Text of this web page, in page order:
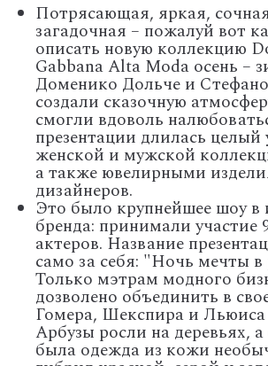
Потрясающая, яркая,
загадочная – пожалуй вот
описать новую коллекцию
Gabbana Alta Moda осень –
Доменико Дольче и
создали сказочную
смогли вдоволь
презентации длилась целый
женской и мужской
а также ювелирными
дизайнеров.
Это было крупнейшее шоу в
бренда: принимали участие
актеров. Название
само за себя: "Ночь мечты в
Только мэтрам модного
дозволено объединить в
Гомера, Шекспира и
Арбузы росли на деревьях,
была одежда из кожи